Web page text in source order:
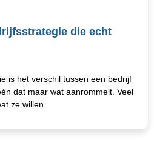
die echt
is het verschil tussen een bedrijf
dat maar wat aanrommelt. Veel
ze willen